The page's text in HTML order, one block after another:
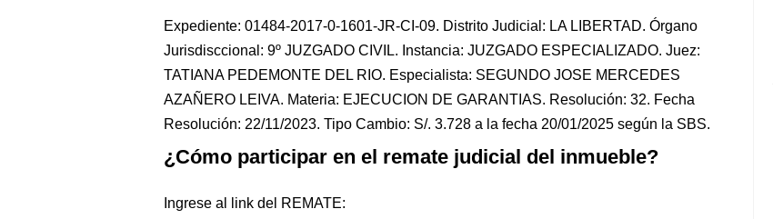
Expediente: 01484-2017-0-1601-JR-CI-09. Distrito Judicial: LA LIBERTAD. Órgano
Jurisdisccional: 9º JUZGADO CIVIL. Instancia: JUZGADO ESPECIALIZADO. Juez:
TATIANA PEDEMONTE DEL RIO. Especialista: SEGUNDO JOSE MERCEDES
AZAÑERO LEIVA. Materia: EJECUCION DE GARANTIAS. Resolución: 32. Fecha
Resolución: 22/11/2023. Tipo Cambio: S/. 3.728 a la fecha 20/01/2025 según la SBS.
¿Cómo participar en el remate judicial del inmueble?
Ingrese al link del REMATE: